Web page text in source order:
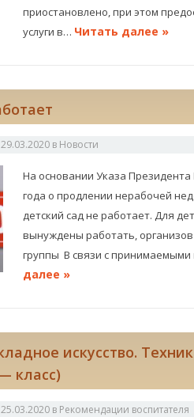
приостановлено, при этом
услуги в… Читать далее »
29.03.2020 в Новости
На основании Указа
года о продлении нерабочей
детский сад не работает. Для
вынуждены работать,
группы В связи с
далее »
искусство.
класс)
25.03.2020 в Рекомендации воспитателя